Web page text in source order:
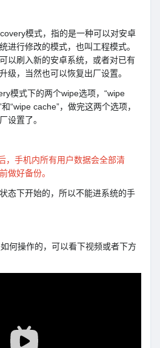
模式，指的是一种可以对安卓
进行修改的模式，也叫工程模式。
以刷入新的安卓系统，或者对已有
级，当然也可以恢复出厂设置。
模式下的两个wipe选项，“wipe
“wipe cache”，做完这两个选项，
设置了。
，手机内所有用户数据会全部清
做好备份。
态下开始的，所以不能进系统的手
何操作的，可以看下视频或者下方